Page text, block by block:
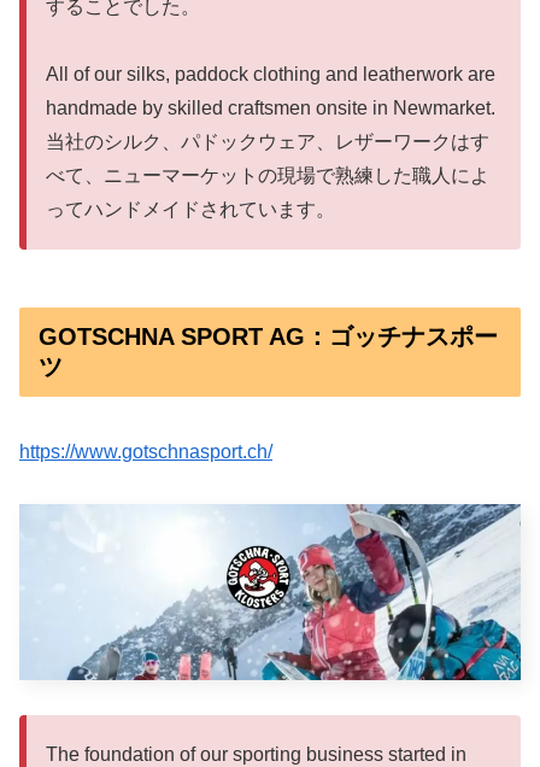
することでした。
All of our silks, paddock clothing and leatherwork are
handmade by skilled craftsmen onsite in Newmarket.
当社のシルク、パドックウェア、レザーワークはす
べて、ニューマーケットの現場で熟練した職人によ
ってハンドメイドされています。
GOTSCHNA SPORT AG：ゴッチナスポー
ツ
https://www.gotschnasport.ch/
The foundation of our sporting business started in